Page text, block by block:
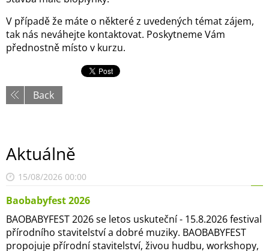
V případě že máte o některé z uvedených témat zájem,
tak nás neváhejte kontaktovat. Poskytneme Vám
přednostně místo v kurzu.
Back
Aktuálně
15/08/2026 00:00
Baobabyfest 2026
BAOBABYFEST 2026 se letos uskuteční - 15.8.2026 festival
přírodního stavitelství a dobré muziky. BAOBABYFEST
propojuje přírodní stavitelství, živou hudbu, workshopy,